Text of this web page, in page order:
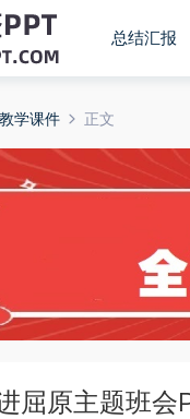
总结汇报
教学课件 正文
屈原主题班会